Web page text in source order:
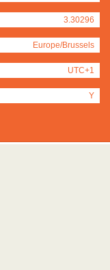
3.30296
Europe/Brussels
UTC+1
Y